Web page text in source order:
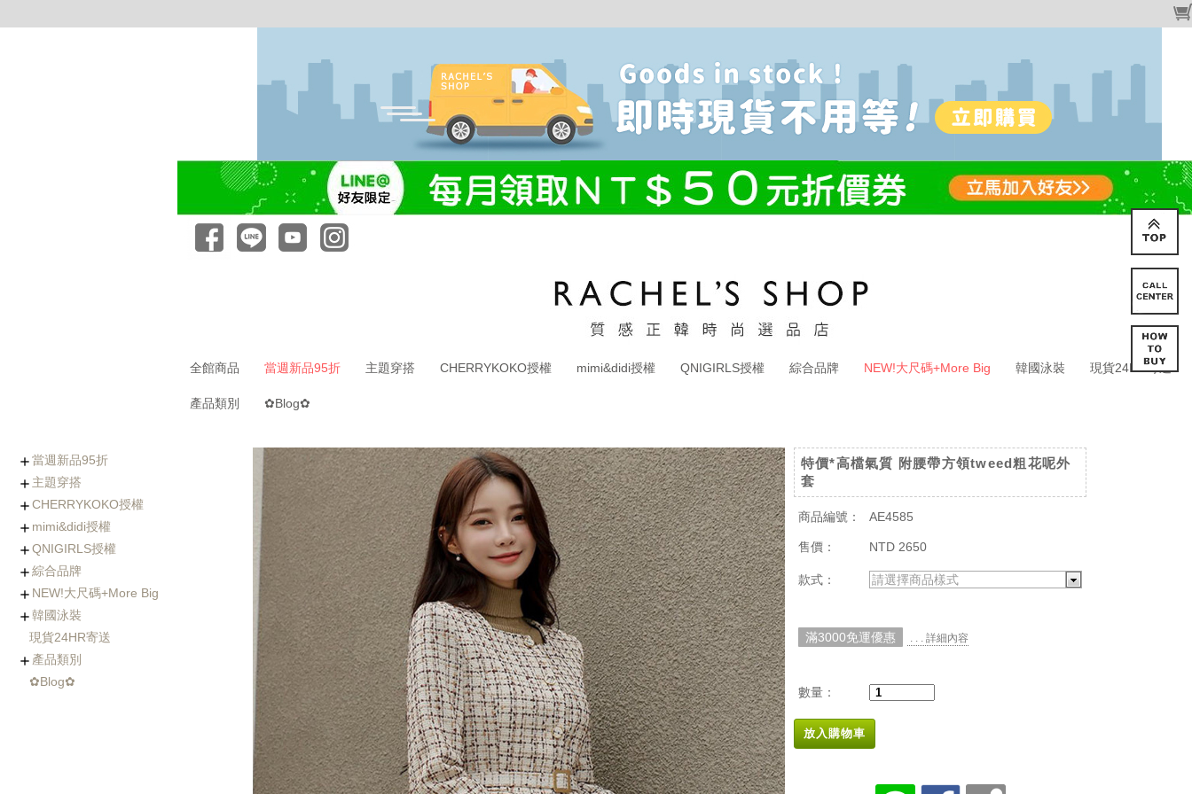
全館商品 當週新品95折 主題穿搭 CHERRYKOKO授權 mimi&didi授權 QNIGIRLS授權 綜合品牌 NEW!大尺碼+More Big 韓國泳裝 現貨24HR寄送
產品類別 ✿Blog✿
當週新品95折
0806-0812新品
(8/5~8/12優惠95折)
0730-0805新品
0723-0729新品
0716-0722新品
0702-0708新品
主題穿搭
Chic x Slim｜逆天長腿
西裝褲特蒐
化身金秘書｜OL上衣穿
搭特輯
婚禮不失禮｜穿出好人
緣的優雅穿搭
小隻女專屬長褲｜再也
不用改褲長了！
徹底擊中他的心｜約會
穿搭必勝術
穿出時髦與優雅｜時尚
風衣特輯
寒流我不怕｜時髦保暖
外套特蒐
羊毛大衣
手工羊毛大衣
羽絨外套/鋪棉外套
毛衣外套
其它款式外套
海島假期必備｜渡假風
單品一次打包
棉花糖女孩の顯瘦絕招
Basic Wear｜365天天
都好搭！
穿過回不去的褲子
社團人氣款
Rachel's World直播間
名人推薦
人氣部落客Chiao推薦
年代新聞主播著用款
CHERRYKOKO授權
+ Made koko
+ Basic基礎內搭
+ Top上衣類
+ Outer外套類
+ Onepeice洋裝類
+ Skirt裙子類
+ Pants褲子類
+ Jeans單寧類
+ Acc配件類
+ Bag&Shoes包款&鞋
類
+ Summer Look
mimi&didi授權
+ Basic基礎內搭
+ Top上衣類
+ Outer外套類
+ Onepiece洋裝類
+ Skirt裙子類
+ Pants褲子類
+ Jeans單寧類
+ Acc配件類
+ Bag&Shoes包款&鞋
類
+ Homewear家居服飾
+ Summer Look
QNIGIRLS授權
+ QNIMADE
+ 155JEANS
+5cm加長版
+ Basic基礎內搭
+ Top上衣類
+ Outer外套類
+ Onepiece洋裝類
+ Skirt裙子類
+ Pants褲子類
+ Jeans單寧類
+ Acc配件類
+ Bags&Shoes包款&鞋
類
綜合品牌
+ Basic基礎內搭
+ Top上衣類
+ Outer外套類
+ Onepeice洋裝類
+ Skirt裙子類
+ Pants褲子類
+ Jeans單寧類
+ Bag&Shoes包款&鞋
類
+ Acc配件類
+ Summer Look
+ Fitnese Wear +
NEW!大尺碼+More Big
+ Top大尺碼上衣
+ Dress大尺碼洋裝
+ Ouetr大尺碼外套
+ Bottom大尺碼下身
韓國泳裝
連身泳裝
兩件式比基尼
三&四件式比基尼
大尺碼泳衣
防曬衣rash guard
玩水配件
現貨24HR寄送
產品類別
Basic基礎內搭
Top上衣類
Outer外套類
Skirt裙類
Pants褲類
Onepiece洋裝類
Acc配件類
Shoes鞋類
Bag包類
Homewear家居服飾
FitnessWear
✿Blog✿
特價*高檔氣質 附腰帶方領tweed粗花呢外
套
商品編號： AE4585
售價： NTD 2650
款式： 請選擇商品樣式
滿3000免運優惠 . . . 詳細內容
數量：
放入購物車